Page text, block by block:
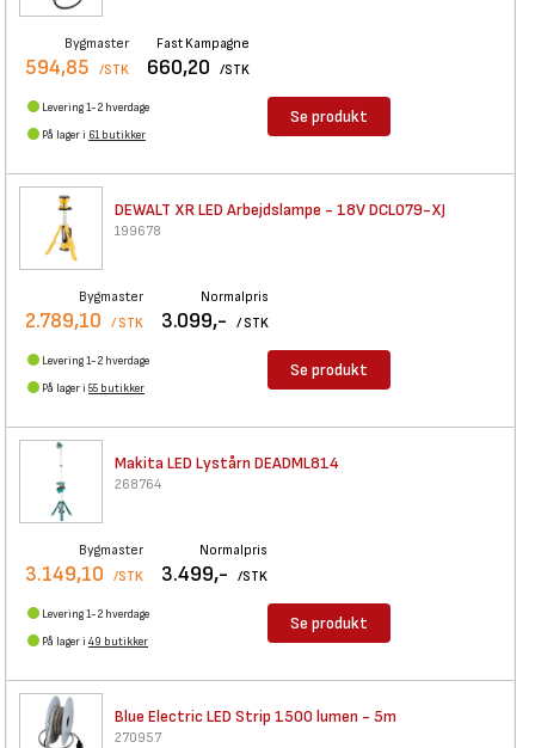
Bygmaster
594,85 /STK
Fast Kampagne
660,20 /STK
Levering 1-2 hverdage
På lager i 61 butikker
Se produkt
DEWALT XR LED Arbejdslampe - 18V DCL079-XJ
199678
Bygmaster
2.789,10 / STK
Normalpris
3.099,- / STK
Levering 1-2 hverdage
På lager i 55 butikker
Se produkt
Makita LED Lystårn DEADML814
268764
Bygmaster
3.149,10 /STK
Normalpris
3.499,- /STK
Levering 1-2 hverdage
På lager i 49 butikker
Se produkt
Blue Electric LED Strip 1500 lumen - 5m
270957